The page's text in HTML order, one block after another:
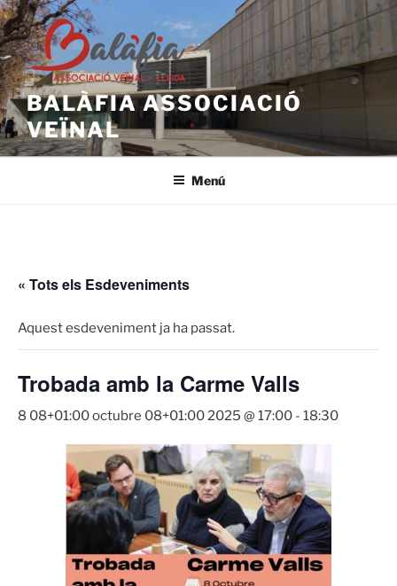
Vés
al
contingut
BALÀFIA ASSOCIACIÓ
VEÏNAL
Menú
« Tots els Esdeveniments
Aquest esdeveniment ja ha passat.
Trobada amb la Carme Valls
8 08+01:00 octubre 08+01:00 2025 @ 17:00 - 18:30